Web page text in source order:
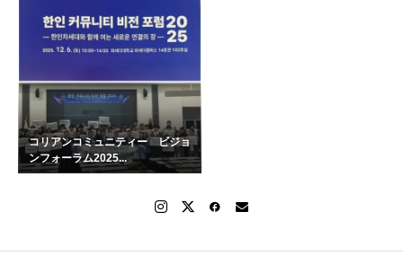
コリアンコミュニティー ビジョ
ンフォーラム2025...